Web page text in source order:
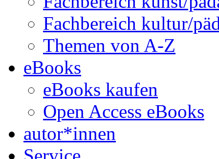
Fachbereich kultur/
Themen von A-Z
eBooks
eBooks kaufen
Open Access eBooks
autor*innen